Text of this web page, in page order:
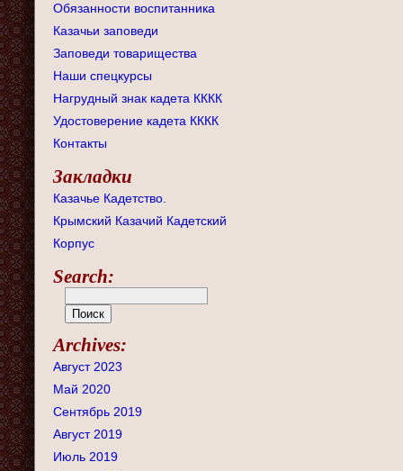
Обязанности воспитанника
Казачьи заповеди
Заповеди товарищества
Наши спецкурсы
Нагрудный знак кадета КККК
Удостоверение кадета КККК
Контакты
Закладки
Казачье Кадетство.
Крымский Казачий Кадетский
Корпус
Search:
Archives:
Август 2023
Май 2020
Сентябрь 2019
Август 2019
Июль 2019